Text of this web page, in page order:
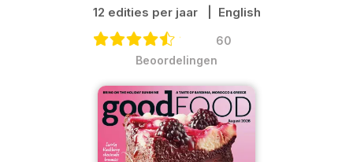
12 edities per jaar | English
60
Beoordelingen